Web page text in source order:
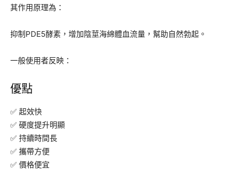
其作用原理為：
抑制PDE5酵素，增加陰莖海綿體血流量，幫助自然勃起。
一般使用者反映：
優點
✅ 起效快
✅ 硬度提升明顯
✅ 持續時間長
✅ 攜帶方便
✅ 價格便宜